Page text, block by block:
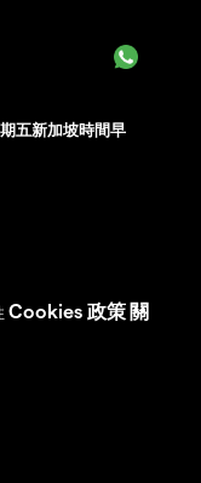
五新加坡時間早
Cookies 政策 關